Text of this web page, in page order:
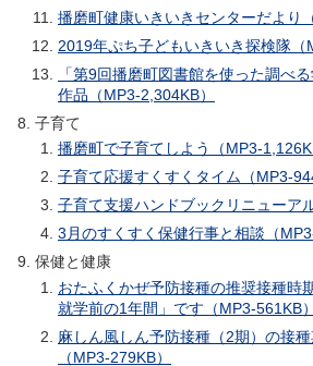
播磨町健康いきいきセンターだより
2019年ぷち子どもいきいき探検隊（
「第9回播磨町図書館を使った調べ
作品（MP3-2,304KB）
子育て
播磨町で子育てしよう（MP3-
子育て応援すくすくタイム（MP3-
子育て支援ハンドブックリニューア
3月のすくすく保健行事と相談（
保健と健康
おたふくかぜ予防接種の推奨接種時
就学前の1年間」です（MP3-561KB）
麻しん風しん予防接種（2期）の接
（MP3-279KB）